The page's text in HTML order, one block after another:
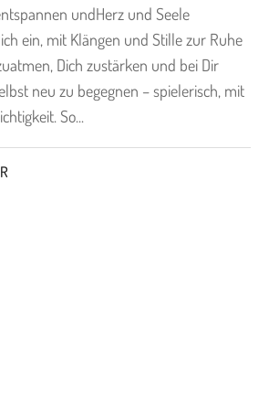
undHerz und Seele
ein, mit Klängen und Stille zur Ruhe
Dich zustärken und bei Dir
neu zu begegnen – spielerisch, mit
So...